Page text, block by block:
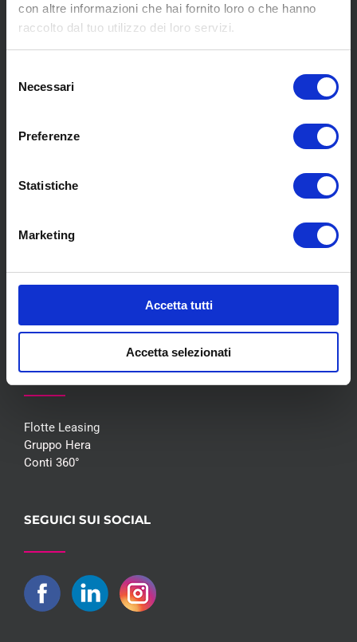
con altre informazioni che hai fornito loro o che hanno
raccolto dal tuo utilizzo dei loro servizi.
delNecessari
Preferenze
Statistiche
Marketing
Accetta tutti
Accetta selezionati
SCOPRI I NOSTRI CENTRI
MENU
Meccanica
Promozioni
Flotte Leasing
Gruppo Hera
Conti 360°
SEGUICI SUI SOCIAL